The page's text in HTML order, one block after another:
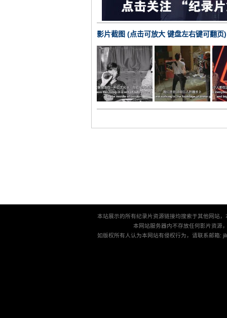
影片截图 (点击可放大 键盘左右键可翻页)
本站展示的所有纪录片资源链接均搜索于其他网站
本网站服务器内不存放任何影片资源
如版权所有人认为本网站有侵权行为，请联系邮箱: